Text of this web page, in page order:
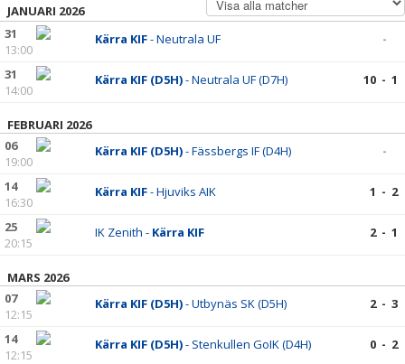
DOKUMENT
JANUARI 2026
31
13:00
Kärra KIF- Neutrala UF -
31
14:00
Kärra KIF (D5H)- Neutrala UF (D7H) 10 - 1
FEBRUARI 2026
06
19:00
Kärra KIF (D5H)- Fässbergs IF (D4H) -
14
16:30
Kärra KIF- Hjuviks AIK 1 - 2
25
20:15
IK Zenith - Kärra KIF 2 - 1
MARS 2026
07
12:15
Kärra KIF (D5H)- Utbynäs SK (D5H) 2 - 3
14
12:15
Kärra KIF (D5H)- Stenkullen GoIK (D4H) 0 - 2